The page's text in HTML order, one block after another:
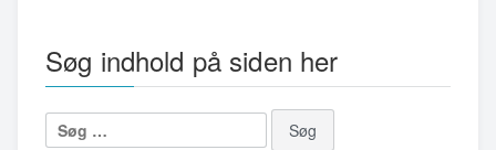
Søg indhold på siden her
Søg
efter: